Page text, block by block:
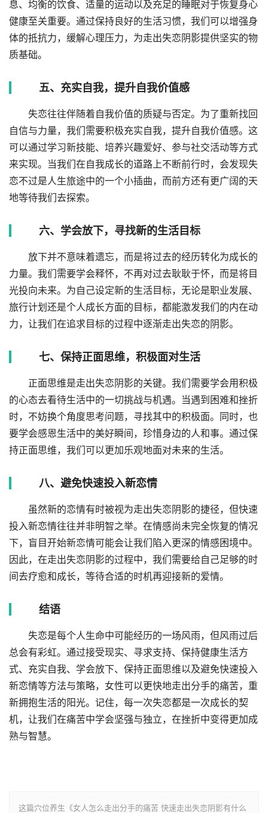
息、均衡的饮食、适量的运动以及充足的睡眠对于恢复身心
健康至关重要。通过保持良好的生活习惯，我们可以增强身
体的抵抗力，缓解心理压力，为走出失恋阴影提供坚实的物
质基础。
五、充实自我，提升自我价值感
失恋往往伴随着自我价值的质疑与否定。为了重新找回
自信与力量，我们需要积极充实自我，提升自我价值感。这
可以通过学习新技能、培养兴趣爱好、参与社交活动等方式
来实现。当我们在自我成长的道路上不断前行时，会发现失
恋不过是人生旅途中的一个小插曲，而前方还有更广阔的天
地等待我们去探索。
六、学会放下，寻找新的生活目标
放下并不意味着遗忘，而是将过去的经历转化为成长的
力量。我们需要学会释怀，不再对过去耿耿于怀，而是将目
光投向未来。为自己设定新的生活目标，无论是职业发展、
旅行计划还是个人成长方面的目标，都能激发我们的内在动
力，让我们在追求目标的过程中逐渐走出失恋的阴影。
七、保持正面思维，积极面对生活
正面思维是走出失恋阴影的关键。我们需要学会用积极
的心态去看待生活中的一切挑战与机遇。当遇到困难和挫折
时，不妨换个角度思考问题，寻找其中的积极面。同时，也
要学会感恩生活中的美好瞬间，珍惜身边的人和事。通过保
持正面思维，我们可以更加乐观地面对未来的生活。
八、避免快速投入新恋情
虽然新的恋情有时被视为走出失恋阴影的捷径，但快速
投入新恋情往往并非明智之举。在情感尚未完全恢复的情况
下，盲目开始新恋情可能会让我们陷入更深的情感困境中。
因此，在走出失恋阴影的过程中，我们需要给自己足够的时
间去疗愈和成长，等待合适的时机再迎接新的爱情。
结语
失恋是每个人生命中可能经历的一场风雨，但风雨过后
总会有彩虹。通过接受现实、寻求支持、保持健康生活方
式、充实自我、学会放下、保持正面思维以及避免快速投入
新恋情等方法与策略，女性可以更快地走出分手的痛苦，重
新拥抱生活的阳光。记住，每一次失恋都是一次成长的契
机，让我们在痛苦中学会坚强与独立，在挫折中变得更加成
熟与智慧。
这篇穴位养生《女人怎么走出分手的痛苦 快速走出失恋阴影有什么